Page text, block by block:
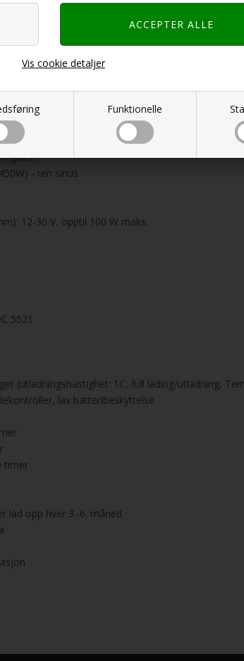
Funktionelle
Vis cookie detaljer
450W topper
brukes til å lade enheten
- ren sinus
12-30 V, opptil 100 W maks.
5521
(utladningshastighet: 1C, full lading/utladning,
lav batteribeskyttelse
timer
lad opp hver 3.-6. måned